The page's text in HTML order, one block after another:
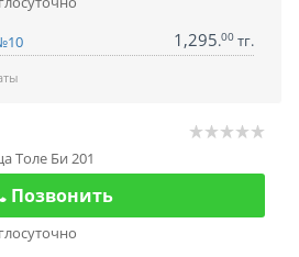
1,295.00 тг.
Толе Би 201
Позвонить